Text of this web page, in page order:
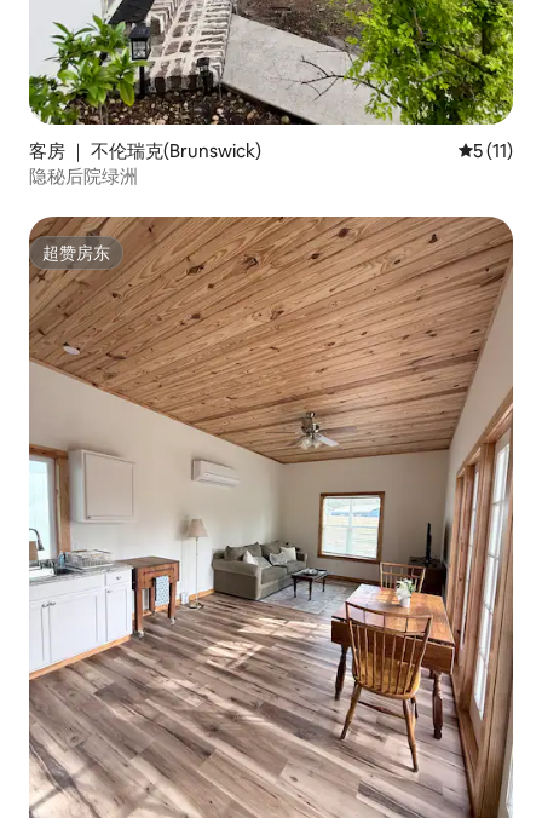
客房 ｜ 不伦瑞克(Brunswick) 平均评分
5 (11)
隐秘后院绿洲
超赞房东
超赞房东